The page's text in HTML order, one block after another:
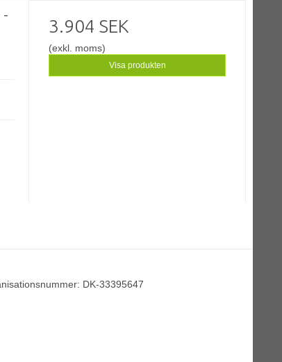
3.904 SEK
(exkl. moms)
Visa produkten
: DK-33395647